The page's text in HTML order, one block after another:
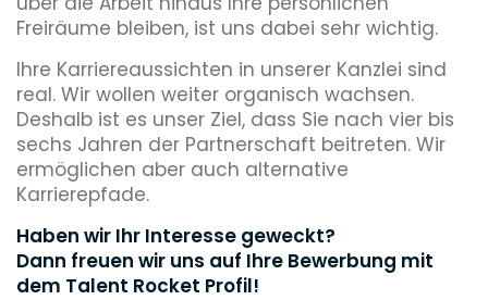
Freiräume bleiben, ist uns dabei sehr wichtig.
Ihre Karriereaussichten in unserer Kanzlei sind
real. Wir wollen weiter organisch wachsen.
Deshalb ist es unser Ziel, dass Sie nach vier bis
sechs Jahren der Partnerschaft beitreten. Wir
ermöglichen aber auch alternative
Karrierepfade.
Haben wir Ihr Interesse geweckt?
Dann freuen wir uns auf Ihre Bewerbung mit
dem Talent Rocket Profil!